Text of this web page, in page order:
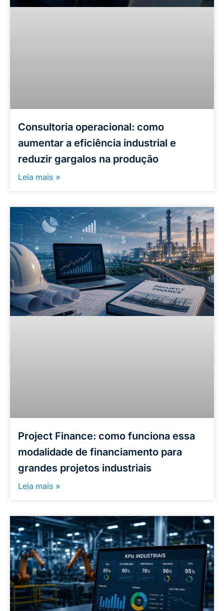
Consultoria operacional: como
aumentar a eficiência industrial e
reduzir gargalos na produção
Leia mais »
Project Finance: como funciona essa
modalidade de financiamento para
grandes projetos industriais
Leia mais »